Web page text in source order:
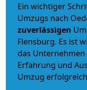
Ein wichtiger
Umzugs nach
zuverlässigen
Flensburg. Es ist
das
Erfahrung und
Umzug